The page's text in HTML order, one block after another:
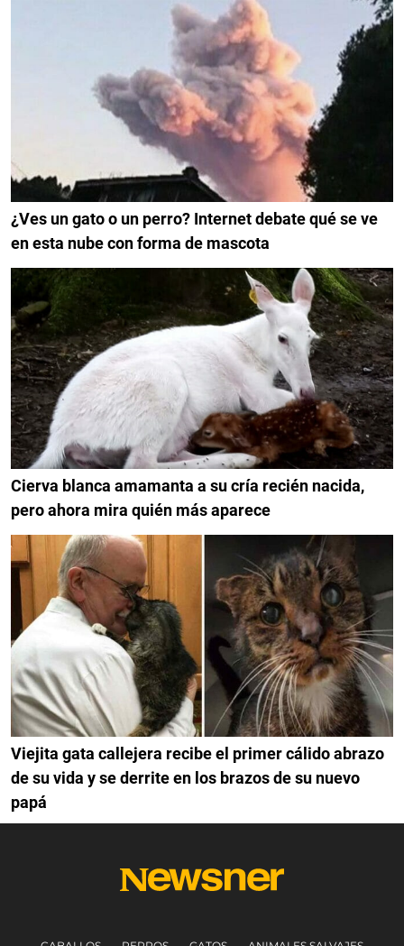
¿Ves un gato o un perro? Internet debate qué se ve
en esta nube con forma de mascota
Cierva blanca amamanta a su cría recién nacida,
pero ahora mira quién más aparece
Viejita gata callejera recibe el primer cálido abrazo
de su vida y se derrite en los brazos de su nuevo
papá